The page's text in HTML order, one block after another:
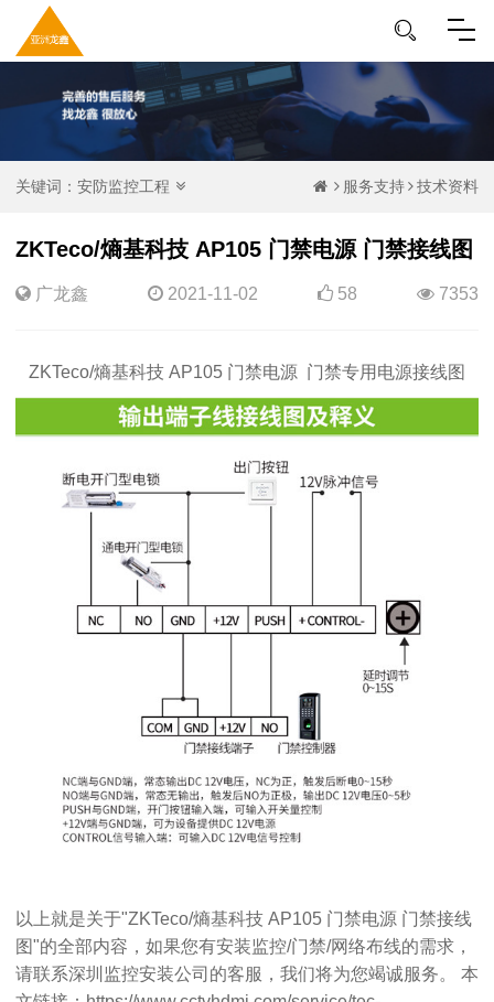
关键词： 安防监控工程 服务支持 技术资料
ZKTeco/熵基科技 AP105 门禁电源 门禁接线图
广龙鑫 2021-11-02 58 7353
ZKTeco/熵基科技 AP105 门禁电源 门禁专用电源接线图
以上就是关于"ZKTeco/熵基科技 AP105 门禁电源 门禁接线
图"的全部内容，如果您有安装监控/门禁/网络布线的需求，
请联系深圳监控安装公司 的客服，我们将为您竭诚服务。 本